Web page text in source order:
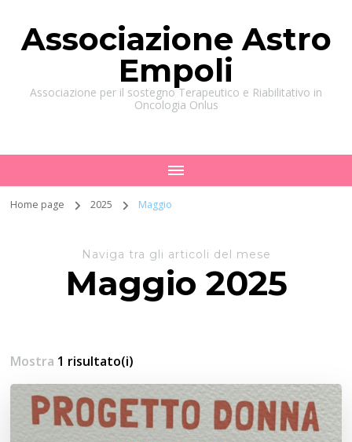
Associazione Astro
Empoli
Associazione per il sostegno Terapeutico e Riabilitativo in
Oncologia Onlus
Home page 2025 Maggio
Naviga tra gli articoli del mese
Maggio 2025
Mostra 1 risultato(i)